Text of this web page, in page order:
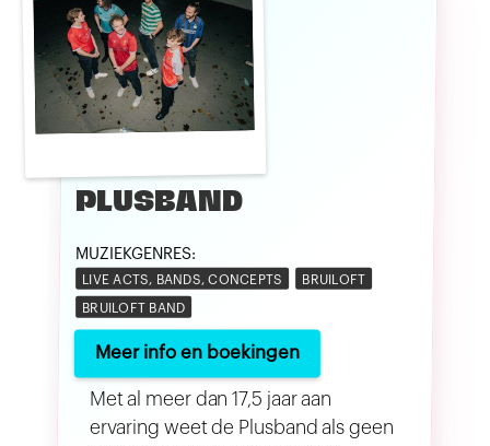
PLUSBAND
MUZIEKGENRES:
LIVE ACTS, BANDS, CONCEPTS BRUILOFT
BRUILOFT BAND
Meer info en boekingen
Met al meer dan 17,5 jaar aan
ervaring weet de Plusband als geen